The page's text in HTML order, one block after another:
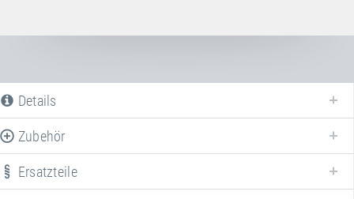
Details
Zubehör
Ersatzteile